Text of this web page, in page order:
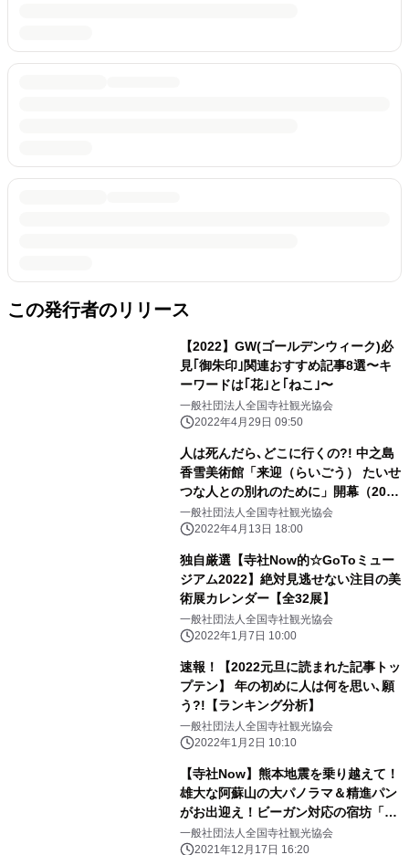
この発行者のリリース
【2022】GW(ゴールデンウィーク)必
見｢御朱印｣関連おすすめ記事8選〜キ
ーワードは｢花｣と｢ねこ｣〜
一般社団法人全国寺社観光協会
2022年4月29日 09:50
人は死んだら､どこに行くの?! 中之島
香雪美術館「来迎（らいごう） たいせ
つな人との別れのために」開幕（2022
年4月9日〜5月22日）
一般社団法人全国寺社観光協会
2022年4月13日 18:00
独自厳選【寺社Now的☆GoToミュー
ジアム2022】絶対見逃せない注目の美
術展カレンダー【全32展】
一般社団法人全国寺社観光協会
2022年1月7日 10:00
速報！【2022元旦に読まれた記事トッ
プテン】 年の初めに人は何を思い､願
う?!【ランキング分析】
一般社団法人全国寺社観光協会
2022年1月2日 10:10
【寺社Now】熊本地震を乗り越えて！
雄大な阿蘇山の大パノラマ＆精進パン
がお出迎え！ビーガン対応の宿坊「了
廣寺」（熊本県南阿蘇村）
一般社団法人全国寺社観光協会
2021年12月17日 16:20